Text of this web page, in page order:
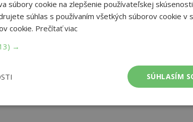
a 2 listy originálnych tetovačiek rôznych veľkostí
súbory cookie na zlepšenie používateľskej
súhlas s používaním všetkých súborov cookie v
cookie. Prečítať viac
→
SÚHLASÍM